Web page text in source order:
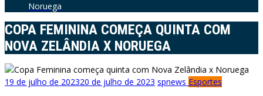
Noruega
COPA FEMININA COMEÇA QUINTA COM
NOVA ZELÂNDIA X NORUEGA
19 de julho de 202320 de julho de 2023 spnews Esportes